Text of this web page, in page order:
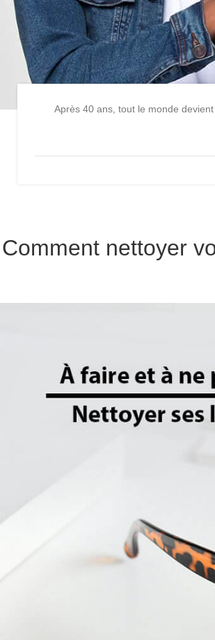
Après 40 ans, tout le monde
Comment nettoyer